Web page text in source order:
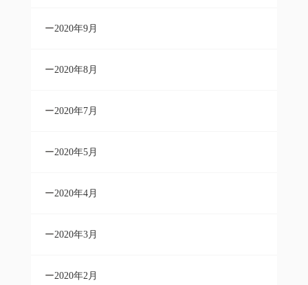
2020年9月
2020年8月
2020年7月
2020年5月
2020年4月
2020年3月
2020年2月